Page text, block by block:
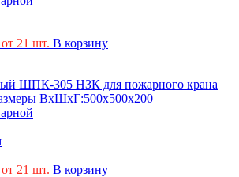
21 шт. В корзину
ШПК-305 НЗК для пожарного крана
ВхШхГ:500х500х200
21 шт. В корзину